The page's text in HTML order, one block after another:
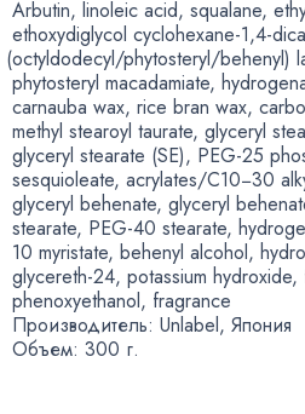
Arbutin, linoleic acid, squalane,
ethoxydiglycol cyclohexane-1,4-
(octyldodecyl/phytosteryl/behenyl)
phytosteryl macadamiate,
carnauba wax, rice bran wax,
methyl stearoyl taurate, glyceryl
glyceryl stearate (SE), PEG-25
sesquioleate, acrylates/C10−30
glyceryl behenate, glyceryl
stearate, PEG-40 stearate,
10 myristate, behenyl alcohol,
glycereth-24, potassium hydroxide,
phenoxyethanol, fragrance
Производитель: Unlabel, Япония
Объем: 300 г.